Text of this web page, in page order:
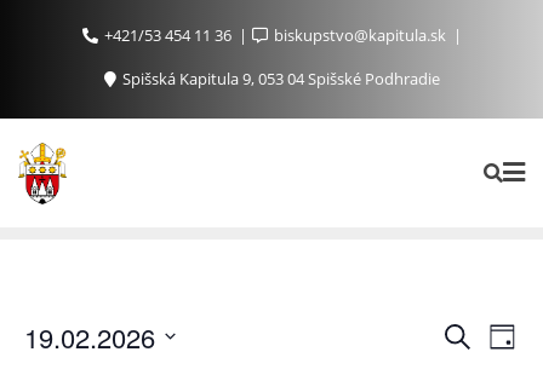
+421/53 454 11 36
biskupstvo@kapitula.sk
Spišská Kapitula 9, 053 04 Spišské Podhradie
Udalosti
Vyhľadať
Day
19.02.2026